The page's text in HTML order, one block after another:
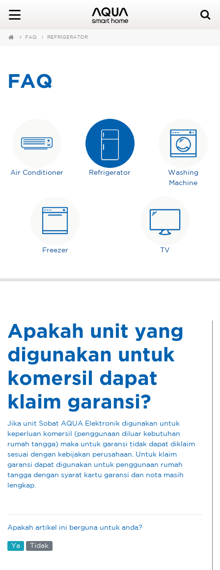
FAQ REFRIGERATOR
FAQ
Air Conditioner Refrigerator
Washing
Machine
Freezer TV
Apakah unit yang
digunakan untuk
komersil dapat
klaim garansi?
Jika unit Sobat AQUA Elektronik digunakan untuk
keperluan komersil (penggunaan diluar kebutuhan
rumah tangga) maka untuk garansi tidak dapat diklaim
sesuai dengan kebijakan perusahaan. Untuk klaim
garansi dapat digunakan untuk penggunaan rumah
tangga dengan syarat kartu garansi dan nota masih
lengkap.
Apakah artikel ini berguna untuk anda?
Ya Tidak